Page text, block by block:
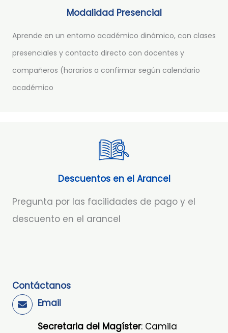
Modalidad Presencial
Aprende en un entorno académico dinámico, con clases
presenciales y contacto directo con docentes y
compañeros (horarios a confirmar según calendario
académico
Descuentos en el Arancel
Pregunta por las facilidades de pago y el
descuento en el arancel
Contáctanos
Email
Secretaria del Magíster: Camila